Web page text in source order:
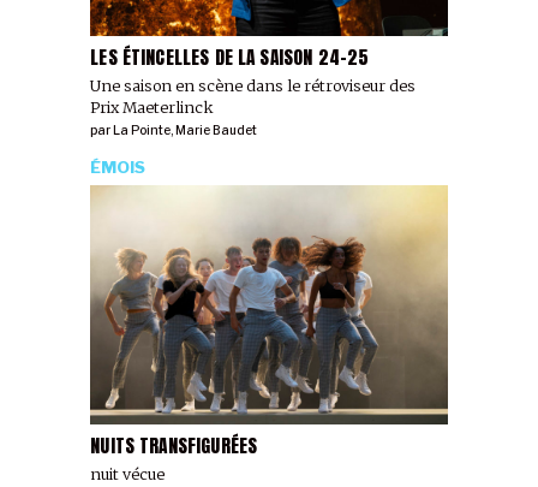
LES ÉTINCELLES DE LA SAISON 24-25
Une saison en scène dans le rétroviseur des
Prix Maeterlinck
par La Pointe, Marie Baudet
NUITS TRANSFIGURÉES
nuit vécue
ÉMOIS